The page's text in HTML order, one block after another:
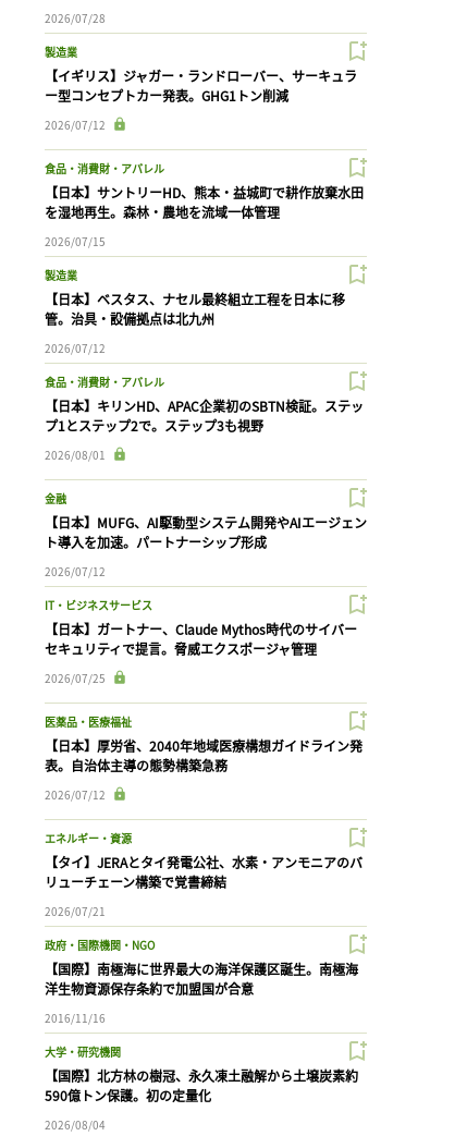
2026/07/28
製造業
【イギリス】ジャガー・ランドローバー、サーキュラ
ー型コンセプトカー発表。GHG1トン削減
2026/07/12
食品・消費財・アパレル
【日本】サントリーHD、熊本・益城町で耕作放棄水田
を湿地再生。森林・農地を流域一体管理
2026/07/15
製造業
【日本】ベスタス、ナセル最終組立工程を日本に移
管。治具・設備拠点は北九州
2026/07/12
食品・消費財・アパレル
【日本】キリンHD、APAC企業初のSBTN検証。ステッ
プ1とステップ2で。ステップ3も視野
2026/08/01
金融
【日本】MUFG、AI駆動型システム開発やAIエージェン
ト導入を加速。パートナーシップ形成
2026/07/12
IT・ビジネスサービス
【日本】ガートナー、Claude Mythos時代のサイバー
セキュリティで提言。脅威エクスポージャ管理
2026/07/25
医薬品・医療福祉
【日本】厚労省、2040年地域医療構想ガイドライン発
表。自治体主導の態勢構築急務
2026/07/12
エネルギー・資源
【タイ】JERAとタイ発電公社、水素・アンモニアのバ
リューチェーン構築で覚書締結
2026/07/21
政府・国際機関・NGO
【国際】南極海に世界最大の海洋保護区誕生。南極海
洋生物資源保存条約で加盟国が合意
2016/11/16
大学・研究機関
【国際】北方林の樹冠、永久凍土融解から土壌炭素約
590億トン保護。初の定量化
2026/08/04